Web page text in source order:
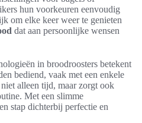
hun voorkeuren eenvoudig
om elke keer weer te genieten
dat aan persoonlijke wensen
in broodroosters betekent
bediend, vaak met een enkele
alleen tijd, maar zorgt ook
Met een slimme
stap dichterbij perfectie en